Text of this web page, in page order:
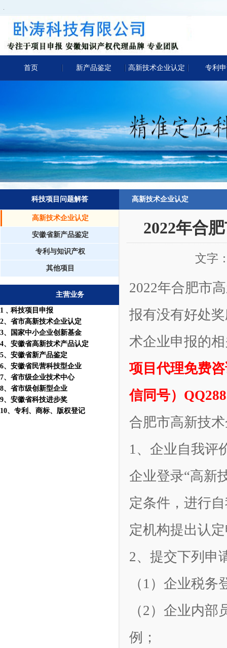
.
首页 新产品鉴定 高新技术企业认定 专利
科技项目问题解答
高新技术企业认定
安徽省新产品鉴定
专利与知识产权
其他项目
主营业务
1 ﹑科技项目申报
2、省市高新技术企业认定
3、国家中小企业创新基金
4、安徽省高新技术产品认定
5、安徽省新产品鉴定
6、安徽省民营科技型企业
7、省市级企业技术中心
8、省市级创新型企业
9、安徽省科技进步奖
10、 专利 、 商标、 版权登记
高新技术企业认定
2022年合
文字
2022年合肥市
报有没有好处
术企业申报的
项目代理免费咨
信同号）
合肥市高新技
1、企业自我评
企业登录“高新
定条件，进行
定机构提出认
2、提交下列申
（1）企业税
（2）企业内
例；